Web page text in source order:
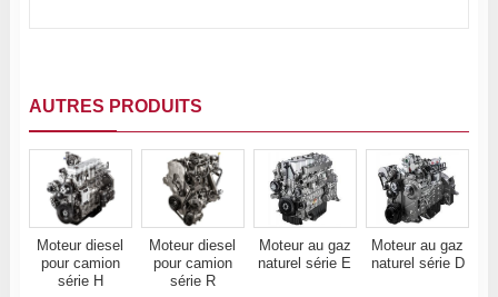
AUTRES PRODUITS
Moteur diesel
pour camion
série H
Moteur diesel
pour camion
série R
Moteur au gaz
naturel série E
Moteur au gaz
naturel série D